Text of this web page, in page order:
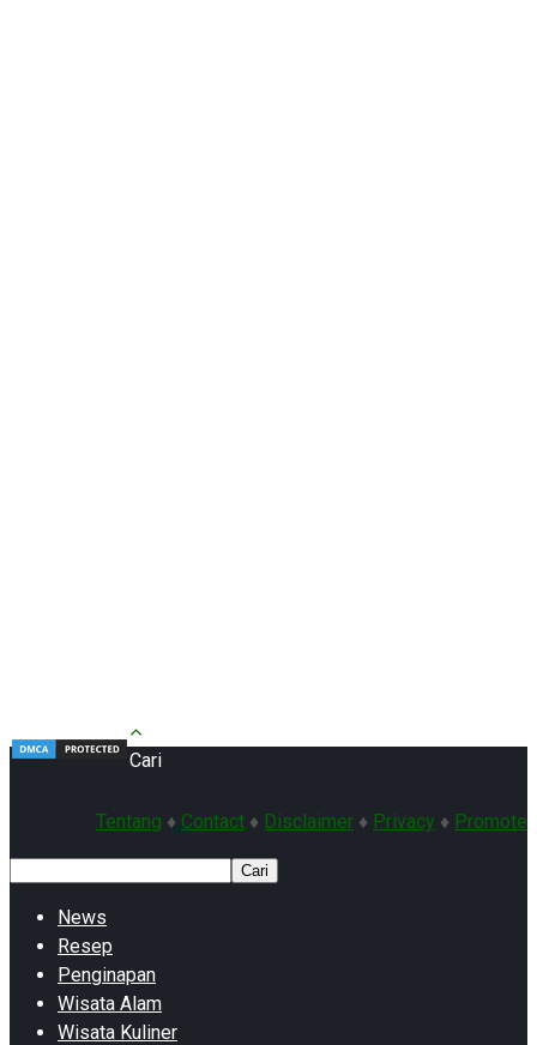
Tentang ♦ Contact ♦ Disclaimer ♦ Privacy ♦ Promote
Cari
Cari
News
Resep
Penginapan
Wisata Alam
Wisata Kuliner